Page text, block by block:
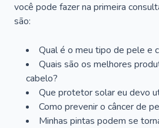
você pode fazer na primeira
são:
Qual é o meu tipo de pele e
Quais são os melhores
cabelo?
Que protetor solar eu devo
Como prevenir o câncer de
Minhas pintas podem se